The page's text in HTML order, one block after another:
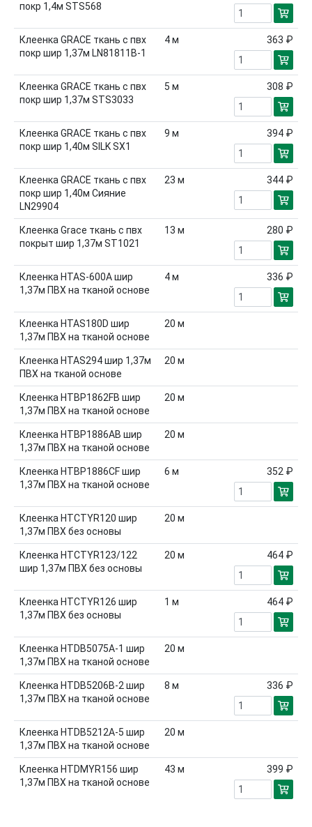
покр 1,4м STS568
Клеенка GRACE ткань с пвх
покр шир 1,37м LN81811B-1
4м 363 ₽
Клеенка GRACE ткань с пвх
покр шир 1,37м STS3033
5 м 308 ₽
Клеенка GRACE ткань с пвх
покр шир 1,40м SILK SX1
9 м 394 ₽
Клеенка GRACE ткань с пвх
покр шир 1,40м Сияние
LN29904
23 м 344 ₽
Клеенка Grace ткань с пвх
покрыт шир 1,37м ST1021
13 м 280 ₽
Клеенка HTAS-600A шир
1,37м ПВХ на тканой основе
4м 336 ₽
Клеенка HTAS180D шир
1,37м ПВХ на тканой основе
20 м
Клеенка HTAS294 шир 1,37м
ПВХ на тканой основе
20 м
Клеенка HTBP1862FB шир
1,37м ПВХ на тканой основе
20 м
Клеенка HTBP1886AB шир
1,37м ПВХ на тканой основе
20 м
Клеенка HTBP1886CF шир
1,37м ПВХ на тканой основе
6 м 352 ₽
Клеенка HTCTYR120 шир
1,37м ПВХ без основы
20 м
Клеенка HTCTYR123/122
шир 1,37м ПВХ без основы
20 м 464 ₽
Клеенка HTCTYR126 шир
1,37м ПВХ без основы
1 м 464 ₽
Клеенка HTDB5075A-1 шир
1,37м ПВХ на тканой основе
20 м
Клеенка HTDB5206B-2 шир
1,37м ПВХ на тканой основе
8 м 336 ₽
Клеенка HTDB5212A-5 шир
1,37м ПВХ на тканой основе
20 м
Клеенка HTDMYR156 шир
1,37м ПВХ на тканой основе
43 м 399 ₽